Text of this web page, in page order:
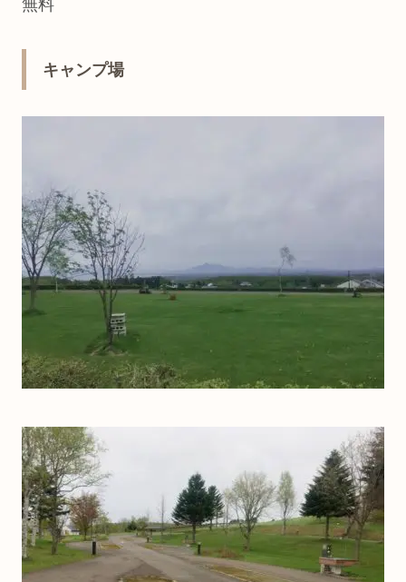
無料
キャンプ場